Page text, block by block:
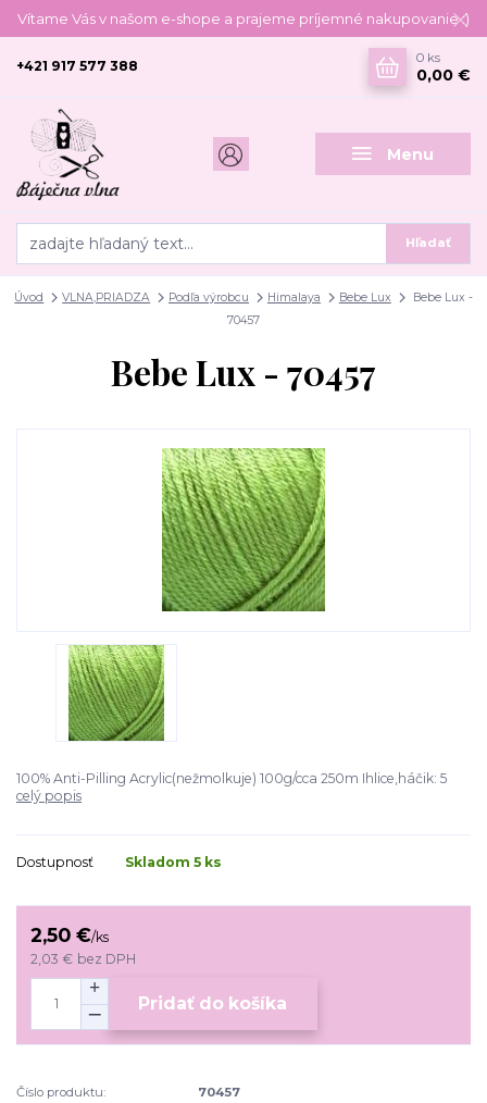
Vítame Vás v našom e-shope a prajeme príjemné nakupovanie :)
Menu
Hľadať
+421 917 577 388
0 ks
0,00 €
Úvod VLNA,PRIADZA Podľa výrobcu Himalaya Bebe Lux
Bebe Lux -
70457
Bebe Lux - 70457
100% Anti-Pilling Acrylic(nežmolkuje) 100g/cca 250m Ihlice,háčik: 5
celý popis
Dostupnosť Skladom 5 ks
2,50 €/ks
2,03 € bez DPH
Pridať do košíka
Číslo produktu:
70457